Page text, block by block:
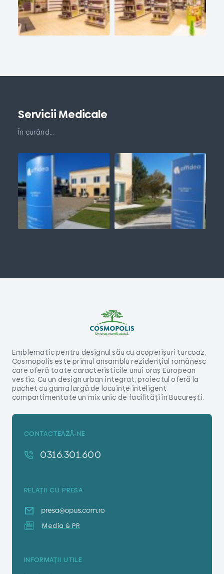
Servicii Medicale
În curând...
Emblematic pentru designul său cu acoperișuri turcoaz,
Cosmopolis este primul ansamblu rezidențial românesc
care oferă toate caracteristicile unui oraș European
vestic. Cu un design urban integrat, proiectul oferă la
pachet cu gama largă de locuințe inteligent
compartimentate un mix unic de facilități în București.
CONTACTEAZĂ-NE
0316.301.600
RELAȚII CU PRESA
Media & PR
INFORMAȚII UTILE